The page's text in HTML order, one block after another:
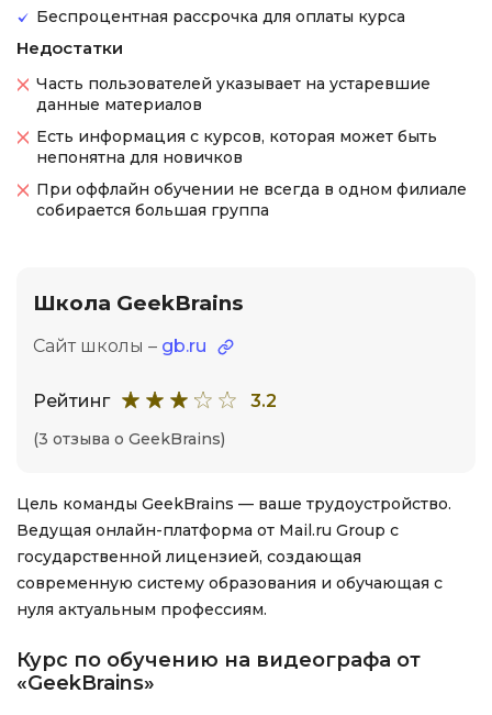
Беспроцентная рассрочка для оплаты курса
Недостатки
Часть пользователей указывает на устаревшие
данные материалов
Есть информация с курсов, которая может быть
непонятна для новичков
При оффлайн обучении не всегда в одном филиале
собирается большая группа
Школа GeekBrains
Сайт школы – gb.ru
Рейтинг 3.2
(3 отзыва о GeekBrains)
Цель команды GeekBrains — ваше трудоустройство.
Ведущая онлайн-платформа от Mail.ru Group с
государственной лицензией, создающая
современную систему образования и обучающая с
нуля актуальным профессиям.
Курс по обучению на видеографа от
«GeekBrains»